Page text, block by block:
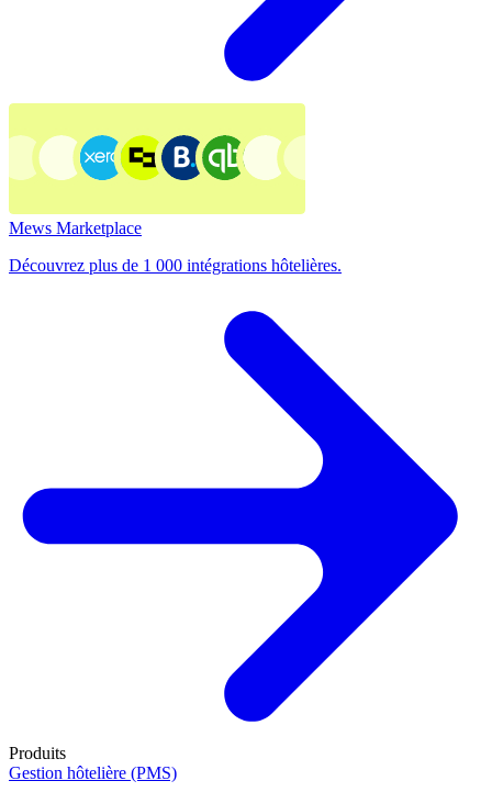
Mews Marketplace
Découvrez plus de 1 000 intégrations hôtelières.
Produits
Gestion hôtelière (PMS)